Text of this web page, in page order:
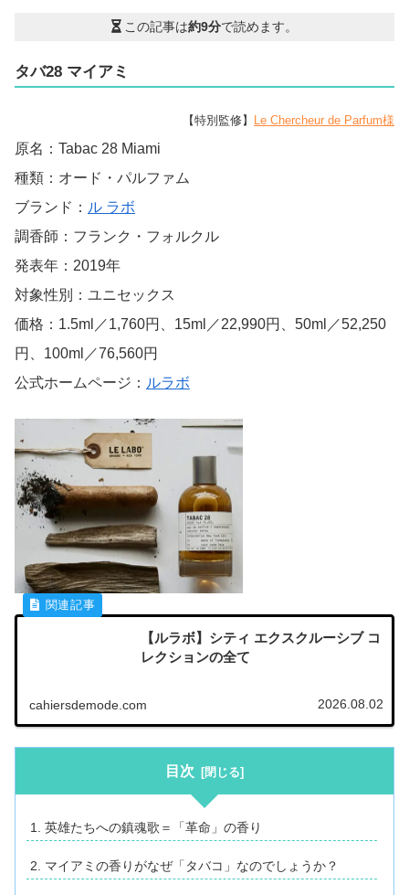
この記事は約9分で読めます。
タバ28 マイアミ
【特別監修】 Le Chercheur de Parfum様
原名：Tabac 28 Miami
種類：オード・パルファム
ブランド： ル ラボ
調香師：フランク・フォルクル
発表年：2019年
対象性別：ユニセックス
価格：1.5ml／1,760円、15ml／22,990円、50ml／52,250
円、100ml／76,560円
公式ホームページ： ルラボ
【ルラボ】シティ エクスクルーシブ コ
レクションの全て
cahiersdemode.com 2026.08.02
目次
英雄たちへの鎮魂歌＝「革命」の香り
マイアミの香りがなぜ「タバコ」なのでしょうか？